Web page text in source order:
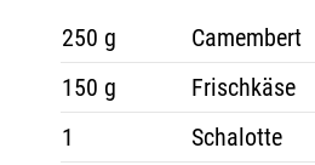
250 g
Camembert
150 g
Frischkäse
1
Schalotte